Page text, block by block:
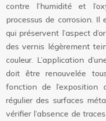
contre l’humidité et
processus de corrosion.
qui préservent l’aspect
des vernis légèrement
couleur. L’application
doit être renouvelée
fonction de l’exposition
régulier des surfaces
vérifier l’absence de